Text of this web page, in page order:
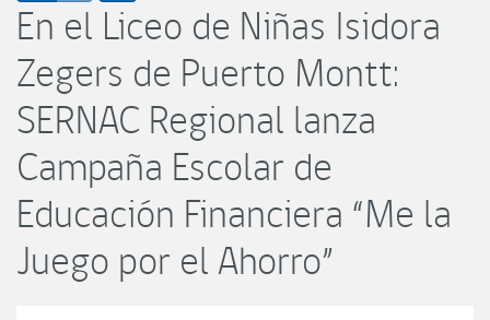
En el Liceo de Niñas Isidora
Zegers de Puerto Montt:
SERNAC Regional lanza
Campaña Escolar de
Educación Financiera “Me la
Juego por el Ahorro”